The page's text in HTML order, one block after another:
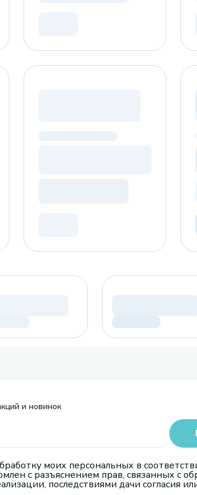
и новинок
моих персональных в
с разъяснением прав, связанных с
последствиями дачи согласия